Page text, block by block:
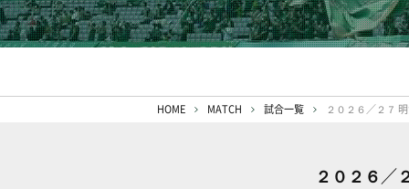
HOME MATCH 試合一覧
２０２６／